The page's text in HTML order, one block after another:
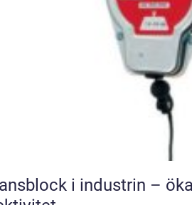
i industrin –